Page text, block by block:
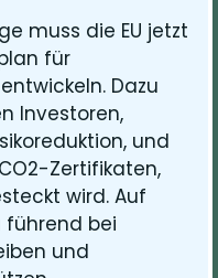
muss die EU jetzt
für
Dazu
Investoren,
und
Zertifikaten,
wird. Auf
führend bei
und